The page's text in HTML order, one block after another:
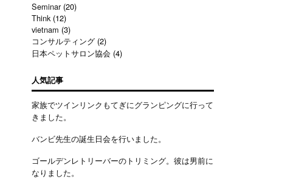
Seminar(20)
Think(12)
vietnam (3)
コンサルティング (2)
日本ペットサロン協会 (4)
人気記事
家族でツインリンクもてぎにグランピングに行って
きました。
バンビ先生の誕生日会を行いました。
ゴールデンレトリーバーのトリミング。彼は男前に
なりました。